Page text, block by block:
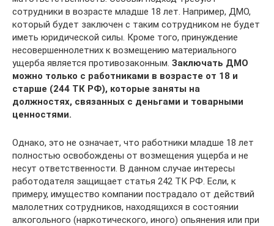
сотрудники в возрасте младше 18 лет. Например, ДМО,
который будет заключен с таким сотрудником не будет
иметь юридической силы. Кроме того, принуждение
несовершеннолетних к возмещению материального
ущерба является противозаконным. Заключать ДМО
можно только с работниками в возрасте от 18 и
старше (244 ТК РФ), которые заняты на
должностях, связанных с деньгами и товарными
ценностями.
Однако, это не означает, что работники младше 18 лет
полностью освобождены от возмещения ущерба и не
несут ответственности. В данном случае интересы
работодателя защищает статья 242 ТК РФ. Если, к
примеру, имущество компании пострадало от действий
малолетних сотрудников, находящихся в состоянии
алкогольного (наркотического, иного) опьянения или при